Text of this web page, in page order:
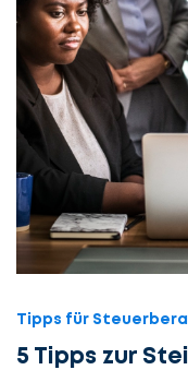
Tipps für
5 Tipps zur